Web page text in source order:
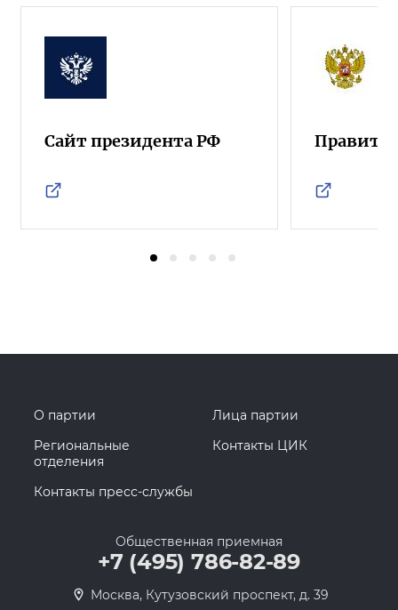
Сайт президента РФ
О партии
Лица партии
Региональные
отделения
Контакты ЦИК
Контакты пресс-службы
Общественная приемная
+7 (495) 786-82-89
Москва, Кутузовский проспект, д. 39